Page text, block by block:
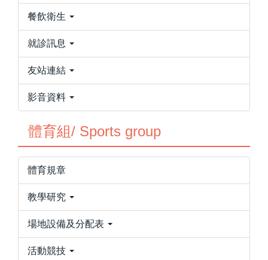
餐飲衛生
就診訊息
友站連結
影音資料
體育組/ Sports group
體育規章
教學研究
場地設備及分配表
活動競技